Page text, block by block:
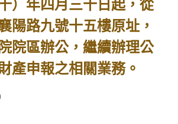
）年四月三十日起，從
陽路九號十五樓原址，
院區辦公，繼續辦理公
產申報之相關業務。